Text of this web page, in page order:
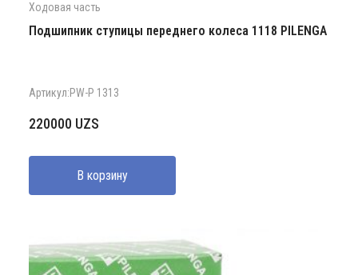
Ходовая часть
Подшипник ступицы переднего колеса 1118 PILENGA
Артикул:PW-P 1313
220000 UZS
В корзину